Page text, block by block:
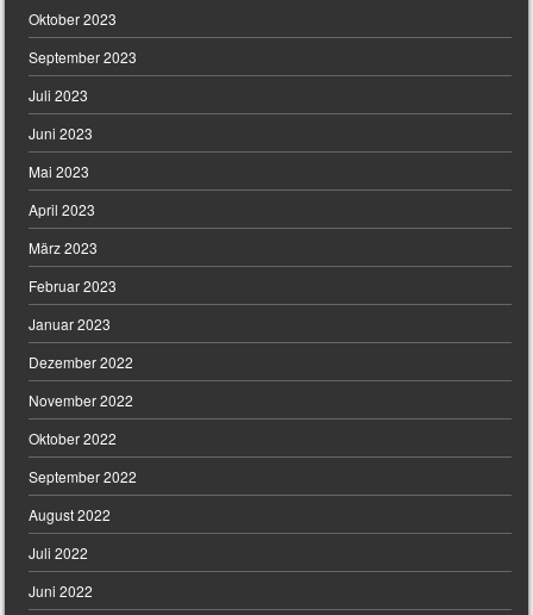
Oktober 2023
September 2023
Juli 2023
Juni 2023
Mai 2023
April 2023
März 2023
Februar 2023
Januar 2023
Dezember 2022
November 2022
Oktober 2022
September 2022
August 2022
Juli 2022
Juni 2022